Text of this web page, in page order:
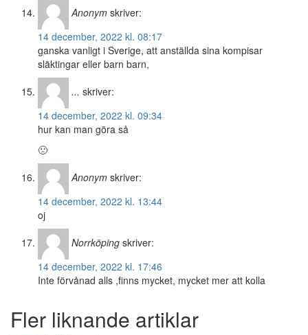
Anonym skriver:
14 december, 2022 kl. 08:17
ganska vanligt i Sverige, att anställda sina kompisar
släktingar eller barn barn,
... skriver:
14 december, 2022 kl. 09:34
hur kan man göra så
🙁
Anonym skriver:
14 december, 2022 kl. 13:44
oj
Norrköping skriver:
14 december, 2022 kl. 17:46
Inte förvånad alls ,finns mycket, mycket mer att kolla
Fler liknande artiklar